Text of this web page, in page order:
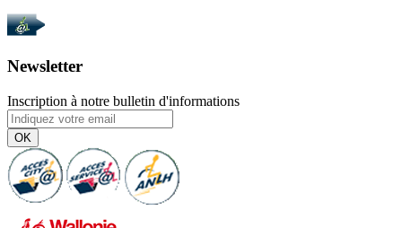
Newsletter
Inscription à notre bulletin d'informations
OK